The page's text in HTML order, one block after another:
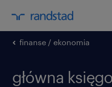
finanse / ekonomia
główna